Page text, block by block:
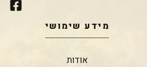
מידע שימושי
אודות